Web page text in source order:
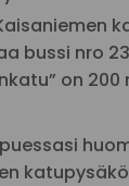
bussi nro
on 200